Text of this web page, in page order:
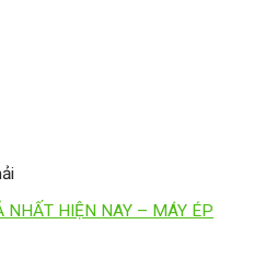
NHẤT HIỆN NAY – MÁY ÉP